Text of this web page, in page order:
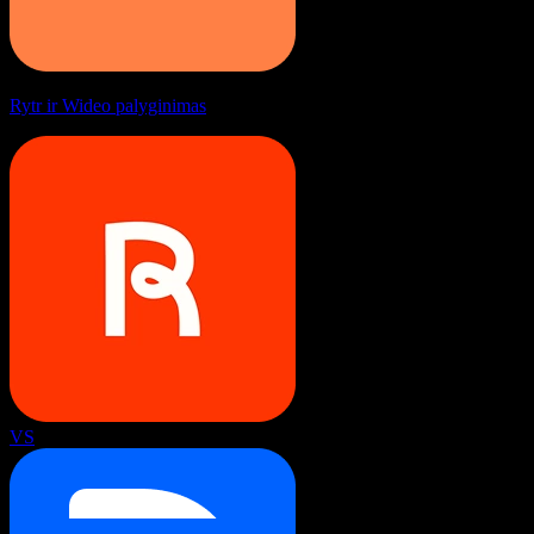
Rytr ir Wideo palyginimas
VS